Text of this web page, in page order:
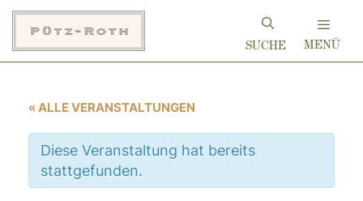
Zum
Inhalt
springen
MENÜ
« ALLE VERANSTALTUNGEN
Diese Veranstaltung hat bereits
stattgefunden.